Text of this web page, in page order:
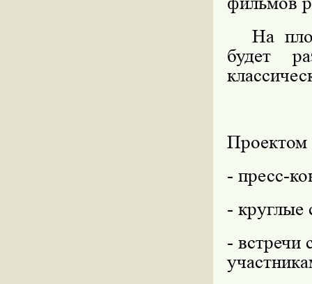
На
будет
Проектом
- пресс-
- круглые
- встречи